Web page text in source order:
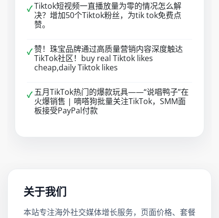
✓Tiktok短视频一直播放量为零的情况怎么解
决？增加50个Tiktok粉丝，为tik tok免费点
赞。
✓ 赞！珠宝品牌通过高质量营销内容深度触达
TikTok社区！buy real Tiktok likes
cheap,daily Tiktok likes
✓ 五月TikTok热门的爆款玩具——“说唱鸭子”在
火爆销售 | 嘀嗒狗批量关注TikTok，SMM面
板接受PayPal付款
关于我们
本站专注海外社交媒体增长服务，页面价格、套餐